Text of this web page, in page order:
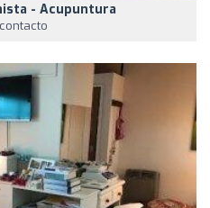
- Acupuntura